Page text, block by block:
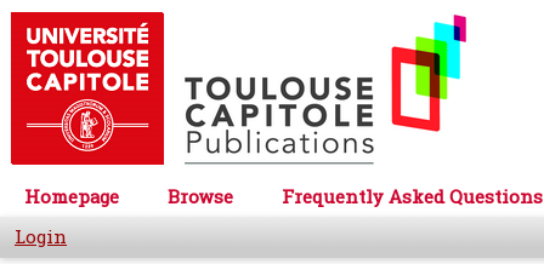
Homepage Browse
Frequently Asked Questions
Login